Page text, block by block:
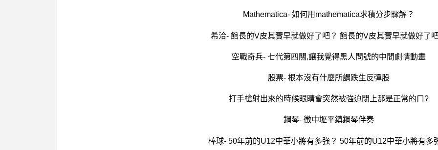
Mathematica- 如何用mathematica求積分步驟解？
希洽- 館長的V皮其實早就做好了吧？ 館長的V皮其實早就做好了
空戰奇兵- 七代第四關,讓我覺得黑人問號的中間劇情動畫
股票- 根本沒有什麼所謂跌生反彈股
打手槍射出來的時候眼睛會突然被強迫閉上那是正常的ㄇ?
鋼琴- 徵中壢平鎮鋼琴伴奏
棒球- 50年前的U12中華小將有多強？ 50年前的U12中華小將有多